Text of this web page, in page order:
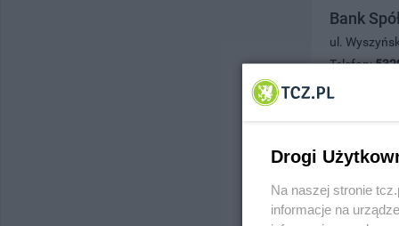
Bank
ul.
Telefon:
Kategoria:
BIG Bank
ul. Łazienna
Telefon:
Drogi
Na naszej stronie
informacje na